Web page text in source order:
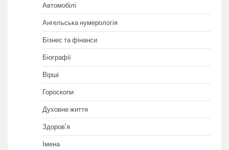
Автомобілі
Ангельська нумерологія
Бізнес та фінанси
Біографії
Вірші
Гороскопи
Духовне життя
Здоров'я
Імена